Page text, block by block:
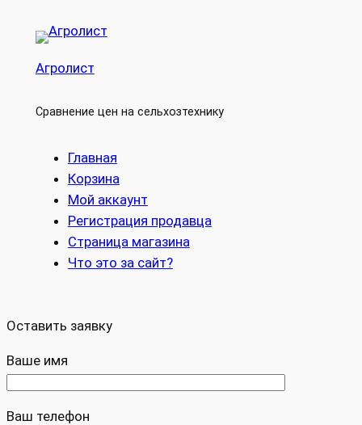
Агролист
Сравнение цен на сельхозтехнику
Главная
Корзина
Мой аккаунт
Регистрация продавца
Страница магазина
Что это за сайт?
Оставить заявку
Ваше имя
Ваш телефон